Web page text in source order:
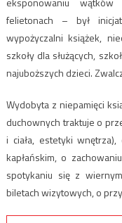
felietonach – był
wypożyczalni książek,
szkoły dla służących,
najuboższych dzieci.
Wydobyta z niepamięci
duchownych traktuje o
i ciała, estetyki
kapłańskim, o
spotykaniu się z
biletach wizytowych, o